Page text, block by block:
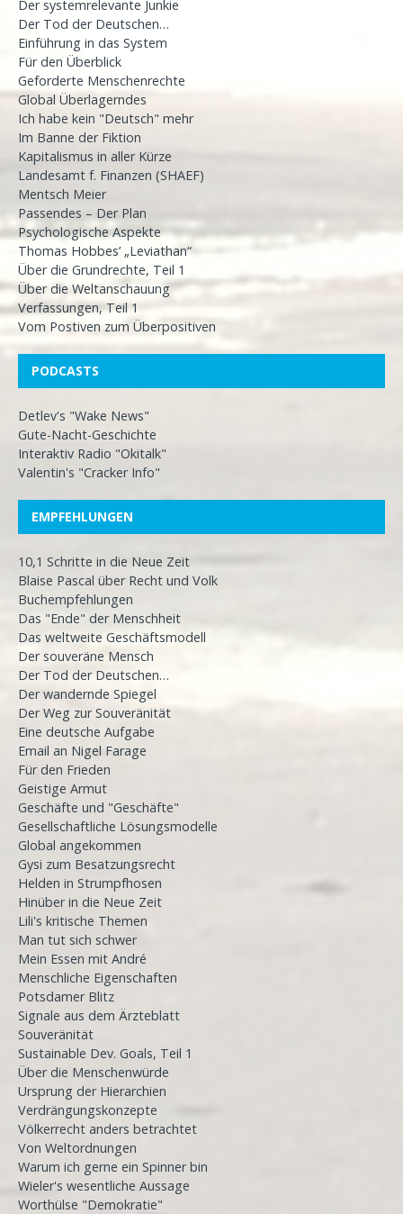
Der systemrelevante Junkie
Der Tod der Deutschen…
Einführung in das System
Für den Überblick
Geforderte Menschenrechte
Global Überlagerndes
Ich habe kein "Deutsch" mehr
Im Banne der Fiktion
Kapitalismus in aller Kürze
Landesamt f. Finanzen (SHAEF)
Mentsch Meier
Passendes – Der Plan
Psychologische Aspekte
Thomas Hobbes’ „Leviathan“
Über die Grundrechte, Teil 1
Über die Weltanschauung
Verfassungen, Teil 1
Vom Postiven zum Überpositiven
PODCASTS
Detlev's "Wake News"
Gute-Nacht-Geschichte
Interaktiv Radio "Okitalk"
Valentin's "Cracker Info"
EMPFEHLUNGEN
10,1 Schritte in die Neue Zeit
Blaise Pascal über Recht und Volk
Buchempfehlungen
Das "Ende" der Menschheit
Das weltweite Geschäftsmodell
Der souveräne Mensch
Der Tod der Deutschen…
Der wandernde Spiegel
Der Weg zur Souveränität
Eine deutsche Aufgabe
Email an Nigel Farage
Für den Frieden
Geistige Armut
Geschäfte und "Geschäfte"
Gesellschaftliche Lösungsmodelle
Global angekommen
Gysi zum Besatzungsrecht
Helden in Strumpfhosen
Hinüber in die Neue Zeit
Lili's kritische Themen
Man tut sich schwer
Mein Essen mit André
Menschliche Eigenschaften
Potsdamer Blitz
Signale aus dem Ärzteblatt
Souveränität
Sustainable Dev. Goals, Teil 1
Über die Menschenwürde
Ursprung der Hierarchien
Verdrängungskonzepte
Völkerrecht anders betrachtet
Von Weltordnungen
Warum ich gerne ein Spinner bin
Wieler's wesentliche Aussage
Worthülse "Demokratie"